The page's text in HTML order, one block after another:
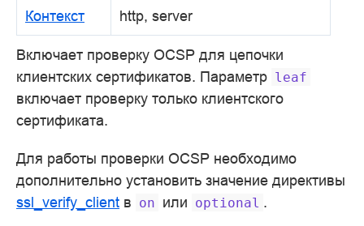
Контекст http, server
Включает проверку OCSP для цепочки
клиентских сертификатов. Параметр leaf
включает проверку только клиентского
сертификата.
Для работы проверки OCSP необходимо
дополнительно установить значение директивы
ssl_verify_client в on или optional .